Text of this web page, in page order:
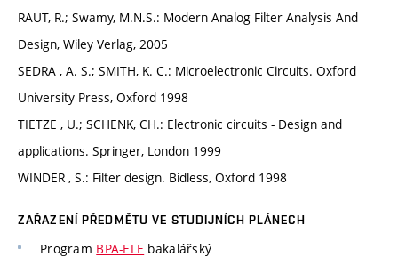
RAUT, R.; Swamy, M.N.S.: Modern Analog Filter Analysis And
Design, Wiley Verlag, 2005
SEDRA , A. S.; SMITH, K. C.: Microelectronic Circuits. Oxford
University Press, Oxford 1998
TIETZE , U.; SCHENK, CH.: Electronic circuits - Design and
applications. Springer, London 1999
WINDER , S.: Filter design. Bidless, Oxford 1998
ZAŘAZENÍ PŘEDMĚTU VE STUDIJNÍCH PLÁNECH
Program BPA-ELE bakalářský